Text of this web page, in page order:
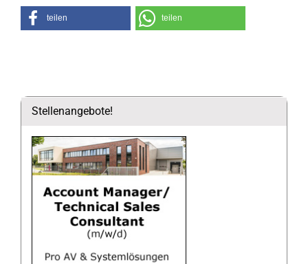
teilen teilen
Stellenangebote!